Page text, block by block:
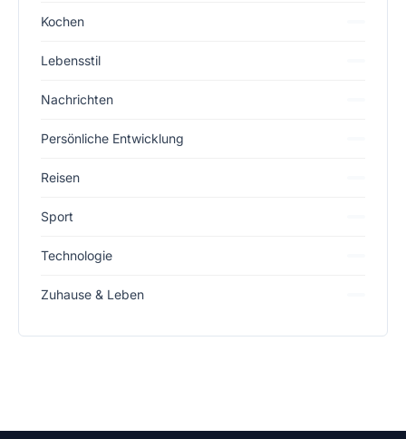
Kochen
Lebensstil
Nachrichten
Persönliche Entwicklung
Reisen
Sport
Technologie
Zuhause & Leben